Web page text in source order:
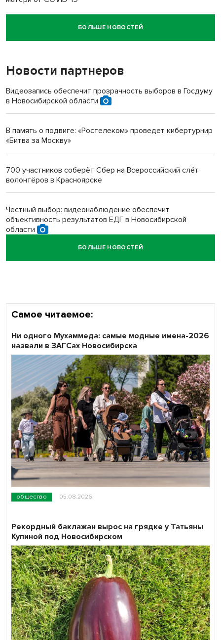
Новосибирский суд наказал водителя за смерть
пенсионерки на вокзале
«Мы живём на пастбище!»: в новосибирском селе лошади
терроризируют жителей
Инвалид получил условный срок за избиение врачей
Новосибирский преподаватель с женой вошли в топ-16
Обновлённое отделение ВТБ открылось в Искитиме
БОЛЬШЕ НОВОСТЕЙ
Новости партнеров
Видеозапись обеспечит прозрачность выборов в Госдуму
в Новосибирской области
В память о подвиге: «Ростелеком» проведет кибертурнир
«Битва за Москву»
700 участников соберёт Сбер на Всероссийский слёт
волонтёров в Красноярске
Честный выбор: видеонаблюдение обеспечит
объективность результатов ЕДГ в Новосибирской
области
Кибертанки пошли в бой: «Ростелеком» объявляет
БОЛЬШЕ НОВОСТЕЙ
Самое читаемое:
общество 05.08.2026
Ни одного Мухаммеда: самые модные имена-2026
назвали в ЗАГСах Новосибирска
Рекордный баклажан вырос на грядке у Татьяны
Купиной под Новосибирском